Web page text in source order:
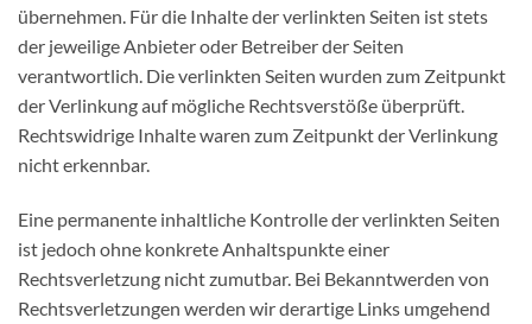
übernehmen. Für die Inhalte der verlinkten Seiten ist stets
der jeweilige Anbieter oder Betreiber der Seiten
verantwortlich. Die verlinkten Seiten wurden zum Zeitpunkt
der Verlinkung auf mögliche Rechtsverstöße überprüft.
Rechtswidrige Inhalte waren zum Zeitpunkt der Verlinkung
nicht erkennbar.
Eine permanente inhaltliche Kontrolle der verlinkten Seiten
ist jedoch ohne konkrete Anhaltspunkte einer
Rechtsverletzung nicht zumutbar. Bei Bekanntwerden von
Rechtsverletzungen werden wir derartige Links umgehend